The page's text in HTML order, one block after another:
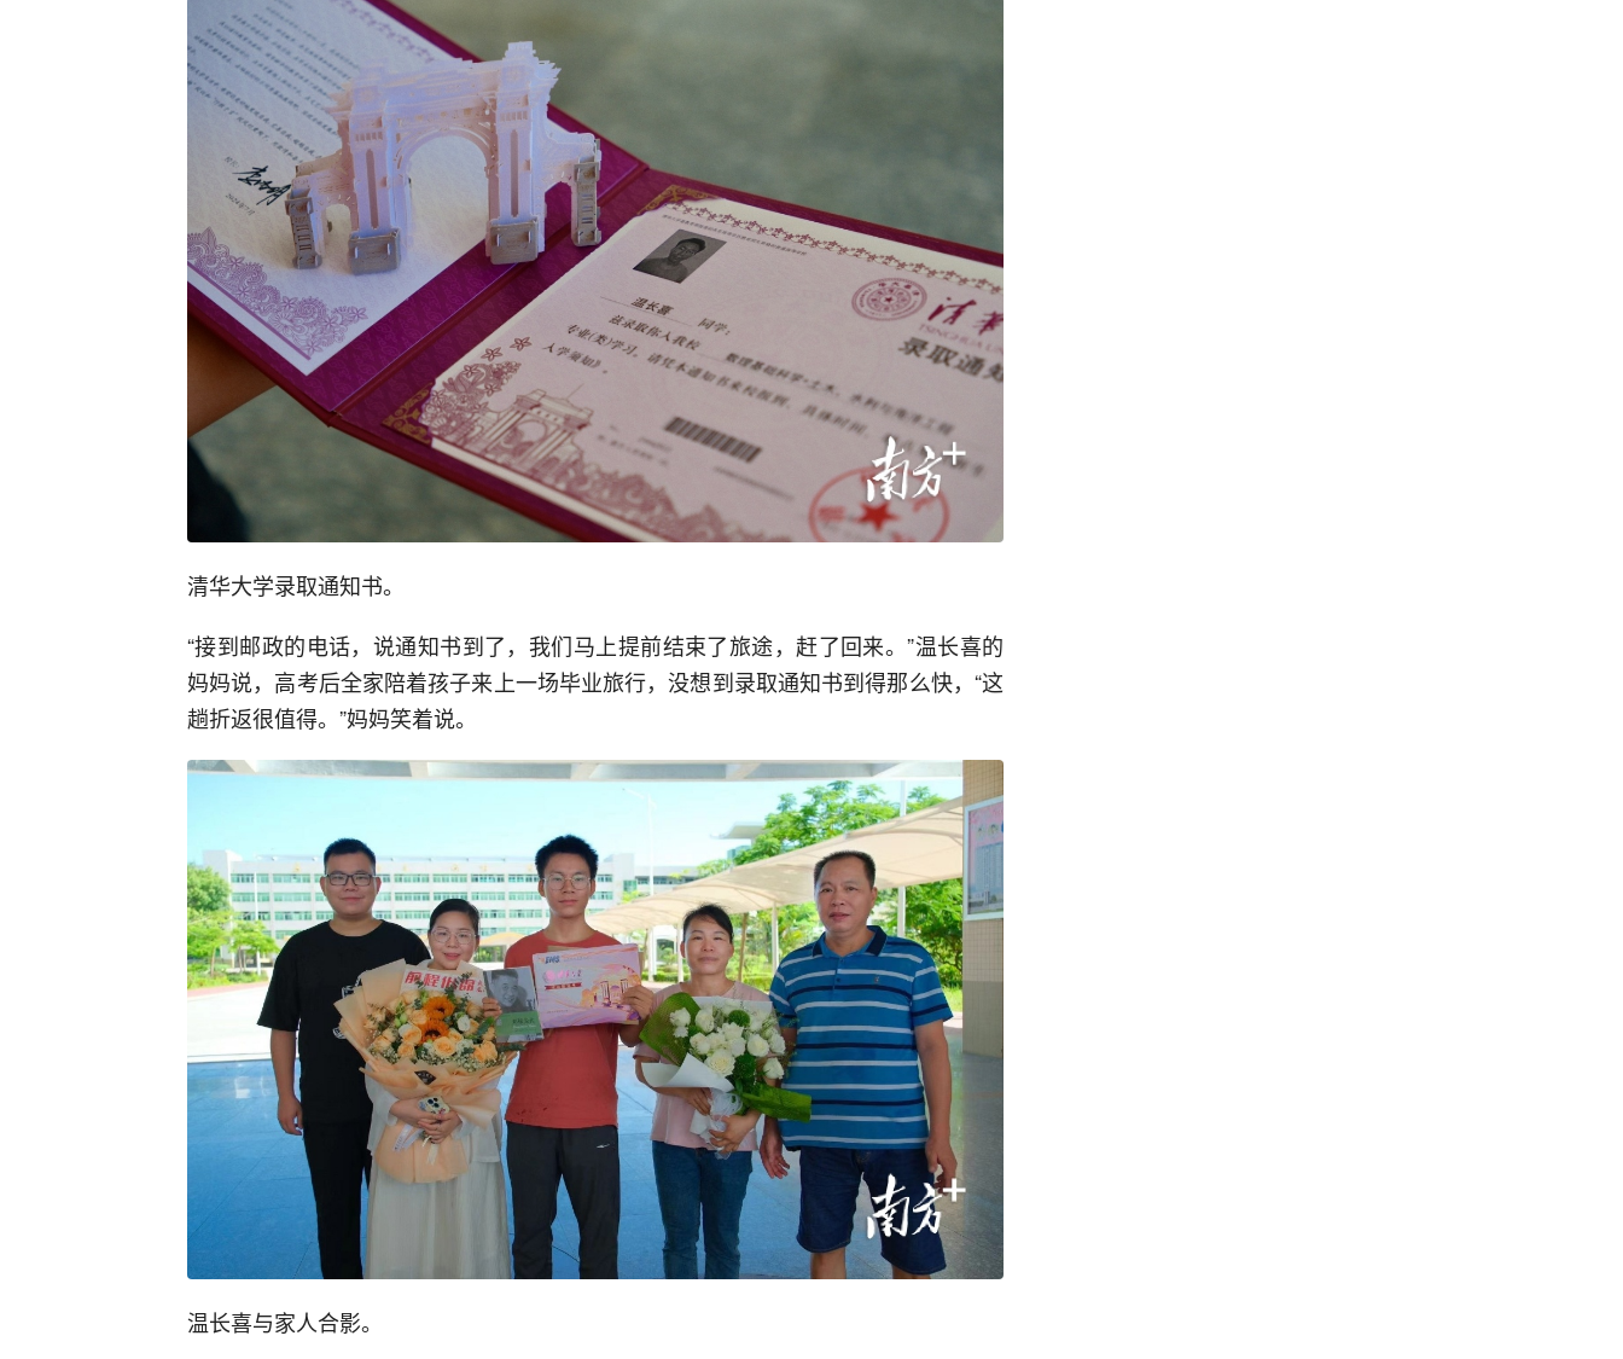
清华大学录取通知书。
“接到邮政的电话，说通知书到了，我们马上提前结束了旅途，赶了回来。”温长喜的
妈妈说，高考后全家陪着孩子来上一场毕业旅行，没想到录取通知书到得那么快，“这
趟折返很值得。”妈妈笑着说。
温长喜与家人合影。